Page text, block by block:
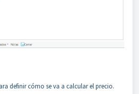
definir cómo se va a calcular el precio.